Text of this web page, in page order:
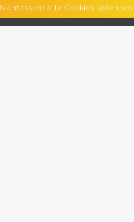
Nicht­essentielle Cookies ablehnen